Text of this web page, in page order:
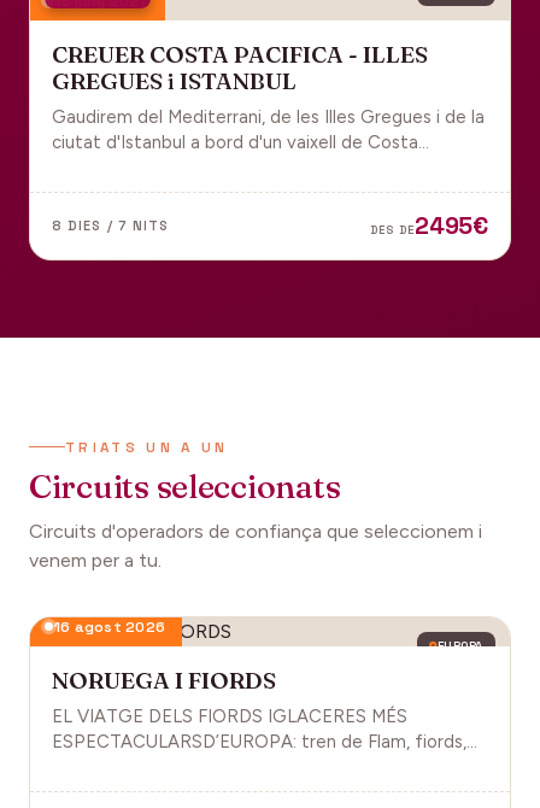
CREUER COSTA PACIFICA - ILLES
GREGUES i ISTANBUL
Gaudirem del Mediterrani, de les Illes Gregues i de la
ciutat d'Istanbul a bord d'un vaixell de Costa
8 DIES / 7 NITS DES DE2495€
TRIATS UN A UN
Circuits seleccionats
Circuits d'operadors de confiança que seleccionem i
venem per a tu.
EUROPA
16 agost 2026
NORUEGA I FIORDS
EL VIATGE DELS FIORDS IGLACERES MÉS
ESPECTACULARSD’EUROPA: tren de Flam, fiords,